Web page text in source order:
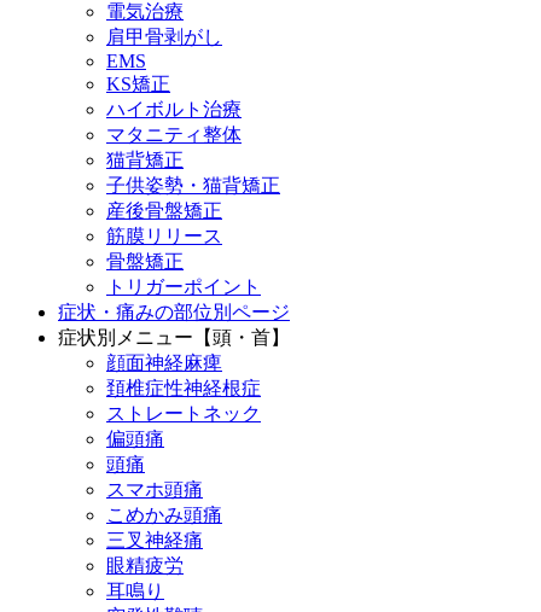
電気治療
肩甲骨剥がし
EMS
KS矯正
ハイボルト治療
マタニティ整体
猫背矯正
子供姿勢・猫背矯正
産後骨盤矯正
筋膜リリース
骨盤矯正
トリガーポイント
症状・痛みの部位別ページ
症状別メニュー【頭・首】
顔面神経麻痺
頚椎症性神経根症
ストレートネック
偏頭痛
頭痛
スマホ頭痛
こめかみ頭痛
三叉神経痛
眼精疲労
耳鳴り